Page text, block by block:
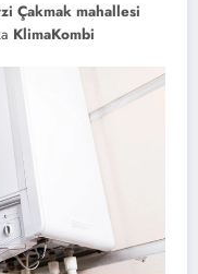
Çakmak mahallesi
KlimaKombi